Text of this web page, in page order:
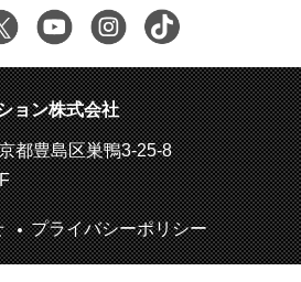
ョン株式会社
都豊島区巣鴨3-25-8
プライバシーポリシー